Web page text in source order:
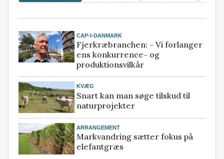
CAP-I-DANMARK
Fjerkræbranchen: - Vi forlanger
ens konkurrence- og
produktionsvilkår
KVÆG
Snart kan man søge tilskud til
naturprojekter
ARRANGEMENT
Markvandring sætter fokus på
elefantgræs